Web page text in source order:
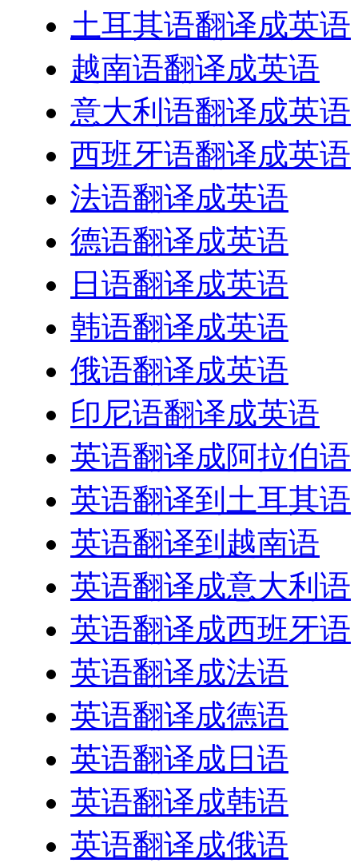
土耳其语翻译成英语
越南语翻译成英语
意大利语翻译成英语
西班牙语翻译成英语
法语翻译成英语
德语翻译成英语
日语翻译成英语
韩语翻译成英语
俄语翻译成英语
印尼语翻译成英语
英语翻译成阿拉伯语
英语翻译到土耳其语
英语翻译到越南语
英语翻译成意大利语
英语翻译成西班牙语
英语翻译成法语
英语翻译成德语
英语翻译成日语
英语翻译成韩语
英语翻译成俄语